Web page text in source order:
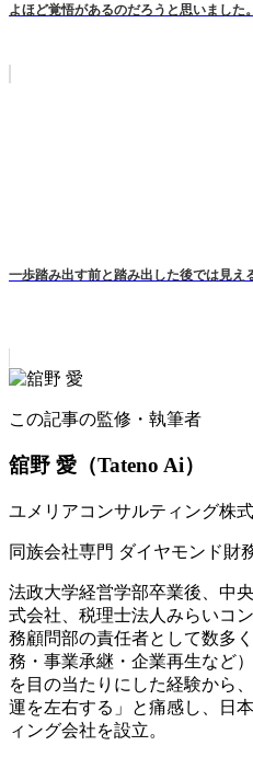
よほど覚悟があるのだろうと思いました。
一歩踏み出す前と踏み出した後では見え
この記事の監修・執筆者
舘野 愛 （Tateno Ai）
ユメリアコンサルティング株
同族会社専門 ダイヤモンド財
法政大学経営学部卒業後、中
式会社、税理士法人みらいコ
務顧問部の責任者として数多
務・事業承継・企業再生など
を目の当たりにした経験から
運を左右する」と痛感し、日
ィング会社を設立。